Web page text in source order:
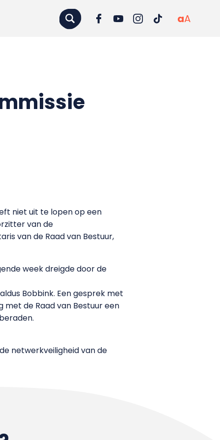
aA
niet uit te lopen op een
van de
van de Raad van Bestuur,
week dreigde door de
Bobbink. Een gesprek met
de Raad van Bestuur een
netwerkveiligheid van de